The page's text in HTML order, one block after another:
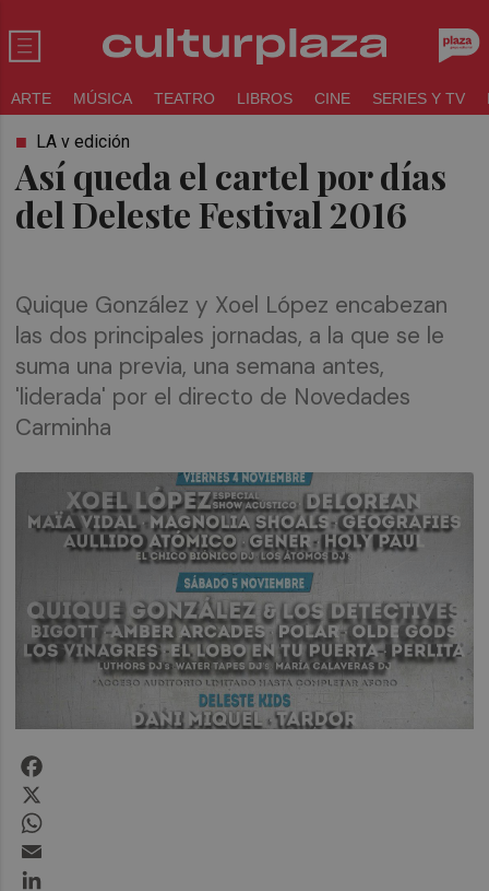
ARTE MÚSICA TEATRO LIBROS CINE SERIES Y TV
Así queda el cartel por días
del Deleste Festival 2016
LA v edición
Quique González y Xoel López encabezan
las dos principales jornadas, a la que se le
suma una previa, una semana antes,
'liderada' por el directo de Novedades
Carminha